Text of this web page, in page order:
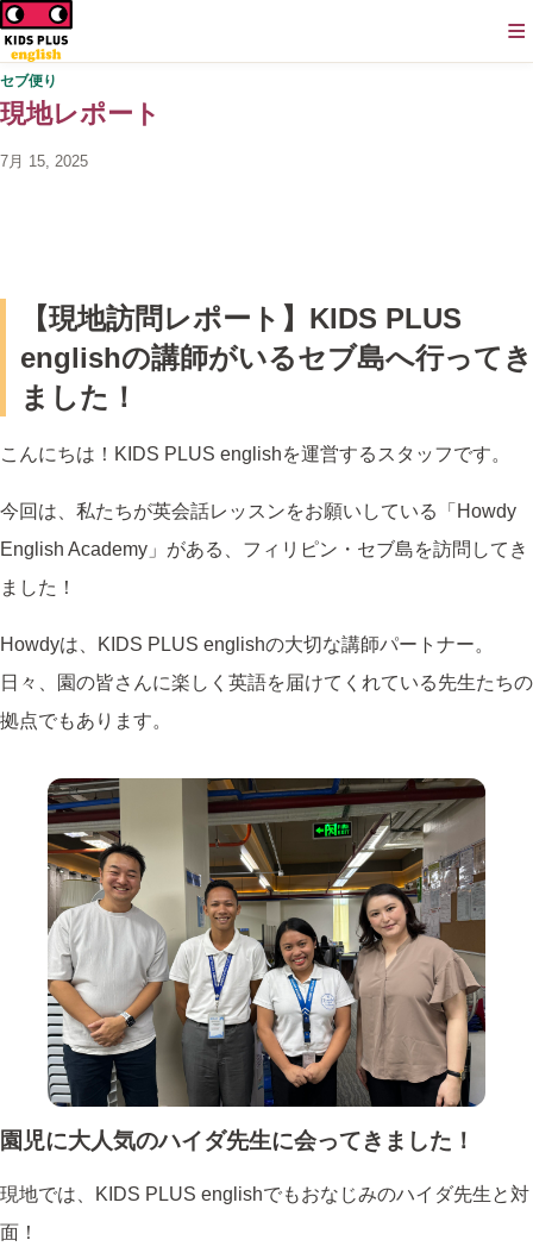
≡
セブ便り
現地レポート
7月 15, 2025
【現地訪問レポート】KIDS PLUS
englishの講師がいるセブ島へ行ってき
ました！
こんにちは！KIDS PLUS englishを運営するスタッフです。
今回は、私たちが英会話レッスンをお願いしている「Howdy
English Academy」がある、フィリピン・セブ島を訪問してき
ました！
Howdyは、KIDS PLUS englishの大切な講師パートナー。
日々、園の皆さんに楽しく英語を届けてくれている先生たちの
拠点でもあります。
園児に大人気のハイダ先生に会ってきました！
現地では、KIDS PLUS englishでもおなじみのハイダ先生と対
面！